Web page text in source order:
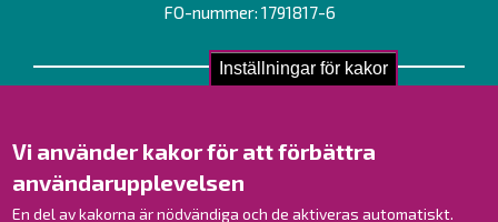
Inställningar för kakor
Vi använder kakor för att förbättra
användarupplevelsen
En del av kakorna är nödvändiga och de aktiveras automatiskt.
FO-nummer: 1791817-6
Kontakt
Verksamhetsställen
Kontaktuppgifter till personalen
Guidekarta